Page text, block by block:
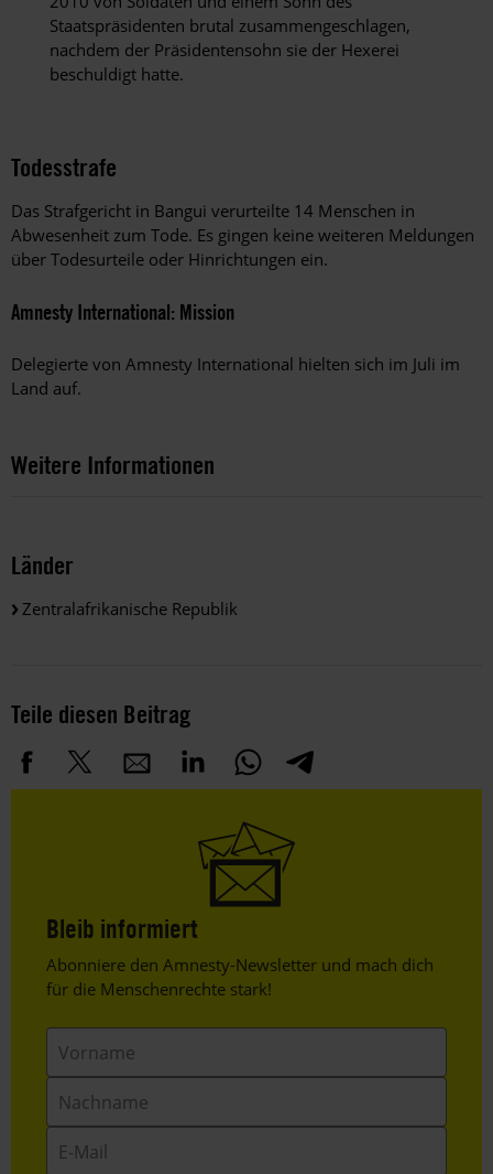
Staatspräsidenten brutal zusammengeschlagen,
nachdem der Präsidentensohn sie der Hexerei
beschuldigt hatte.
Todesstrafe
Das Strafgericht in Bangui verurteilte 14 Menschen in
Abwesenheit zum Tode. Es gingen keine weiteren Meldungen
über Todesurteile oder Hinrichtungen ein.
Amnesty International: Mission
Delegierte von Amnesty International hielten sich im Juli im
Land auf.
Weitere Informationen
Länder
Zentralafrikanische Republik
Teile diesen Beitrag
Bleib informiert
Header
Text
Abonniere den Amnesty-Newsletter und mach dich
für die Menschenrechte stark!
Mail